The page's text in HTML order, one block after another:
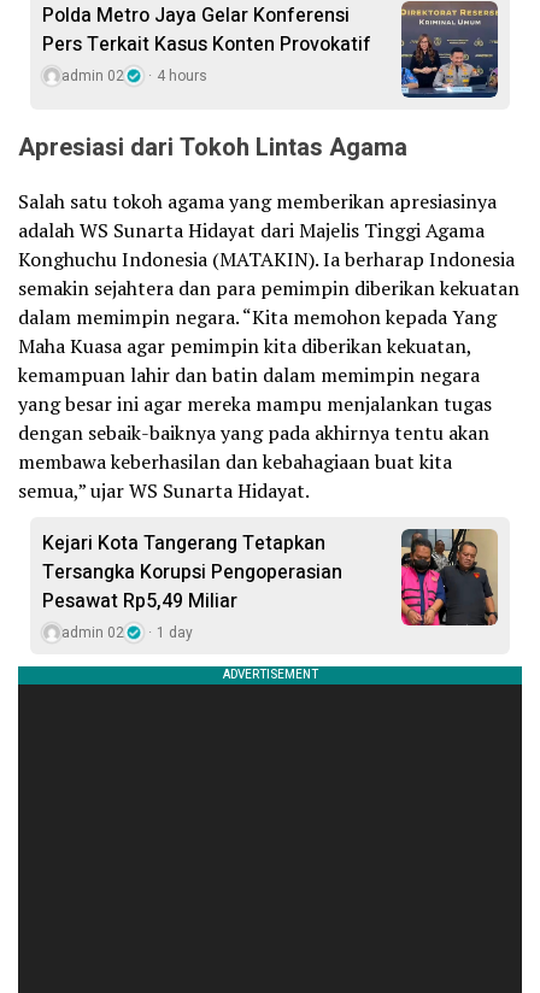
Polda Metro Jaya Gelar Konferensi
Pers Terkait Kasus Konten Provokatif
admin 02 4 hours
Apresiasi dari Tokoh Lintas Agama
Salah satu tokoh agama yang memberikan apresiasinya
adalah WS Sunarta Hidayat dari Majelis Tinggi Agama
Konghuchu Indonesia (MATAKIN). Ia berharap Indonesia
semakin sejahtera dan para pemimpin diberikan kekuatan
dalam memimpin negara. “Kita memohon kepada Yang
Maha Kuasa agar pemimpin kita diberikan kekuatan,
kemampuan lahir dan batin dalam memimpin negara
yang besar ini agar mereka mampu menjalankan tugas
dengan sebaik-baiknya yang pada akhirnya tentu akan
membawa keberhasilan dan kebahagiaan buat kita
semua,” ujar WS Sunarta Hidayat.
Kejari Kota Tangerang Tetapkan
Tersangka Korupsi Pengoperasian
Pesawat Rp5,49 Miliar
admin 02 1 day